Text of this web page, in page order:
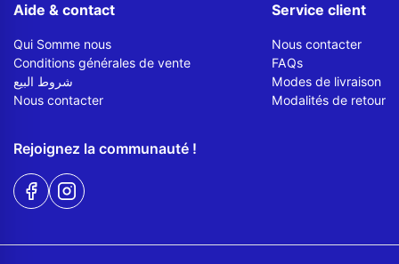
Aide & contact
Qui Somme nous
Conditions générales de vente
شروط البيع
Nous contacter
Service client
Nous contacter
FAQs
Modes de livraison
Modalités de retour
Rejoignez la communauté !